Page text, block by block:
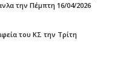
την Πέμπτη 16/04/2026
του ΚΣ την Τρίτη